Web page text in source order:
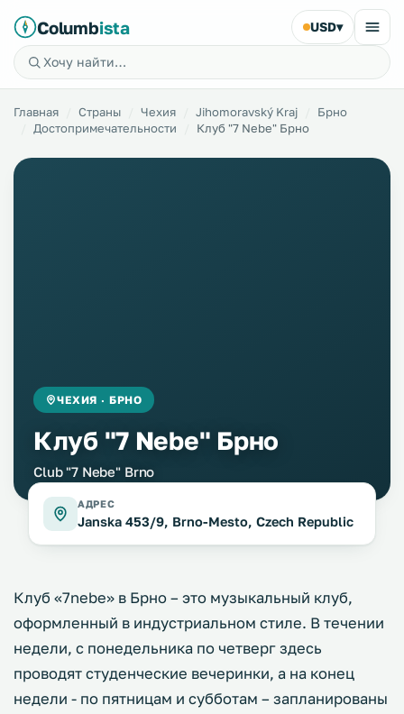
Columbista USD▾
Главная Страны Чехия Jihomoravský Kraj
Брно
Достопримечательности
Клуб "7 Nebe" Брно
ЧЕХИЯ · БРНО
Клуб "7 Nebe" Брно
Club "7 Nebe" Brno
АДРЕС
Janska 453/9, Brno-Mesto, Czech Republic
Клуб «7nebe» в Брно – это музыкальный клуб,
оформленный в индустриальном стиле. В течении
недели, с понедельника по четверг здесь
проводят студенческие вечеринки, а на конец
недели - по пятницам и субботам – запланированы